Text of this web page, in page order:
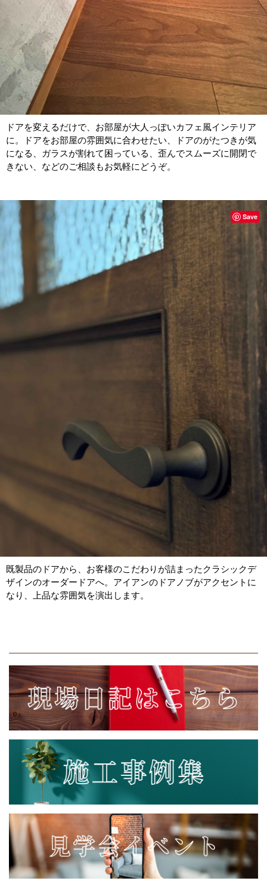
ドアを変えるだけで、お部屋が大人っぽいカフェ風インテリア
に。ドアをお部屋の雰囲気に合わせたい、ドアのがたつきが気
になる、ガラスが割れて困っている、歪んでスムーズに開閉で
きない、などのご相談もお気軽にどうぞ。
既製品のドアから、お客様のこだわりが詰まったクラシックデ
ザインのオーダードアへ。アイアンのドアノブがアクセントに
なり、上品な雰囲気を演出します。
Save